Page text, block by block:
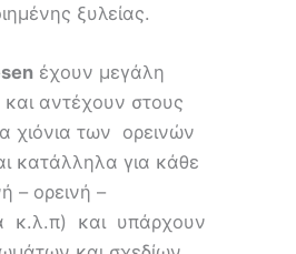
ξυλείας.
έχουν μεγάλη
και αντέχουν στους
χιόνια των ορεινών
κατάλληλα για κάθε
– ορεινή –
κ.λ.π) και υπάρχουν